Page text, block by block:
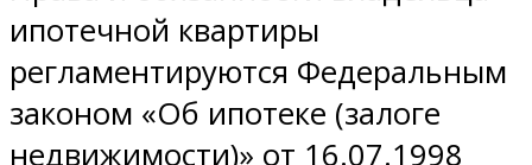
ипотечной квартиры
регламентируются Федеральным
законом «Об ипотеке (залоге
недвижимости)» от 16.07.1998